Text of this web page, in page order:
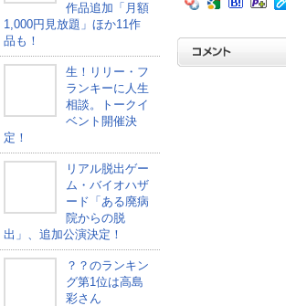
作品追加「月額
1,000円見放題」ほか11作
品も！
生！リリー・フ
ランキーに人生
相談。トークイ
ベント開催決
定！
リアル脱出ゲー
ム・バイオハザ
ード「ある廃病
院からの脱
出」、追加公演決定！
？？のランキン
グ第1位は高島
彩さん